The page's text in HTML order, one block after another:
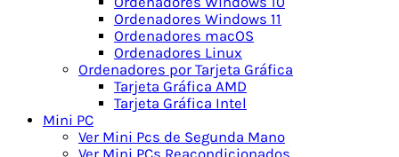
Ordenadores Windows 11
Ordenadores macOS
Ordenadores Linux
Ordenadores por Tarjeta Gráfica
Tarjeta Gráfica AMD
Tarjeta Gráfica Intel
Mini PC
Ver Mini Pcs de Segunda Mano